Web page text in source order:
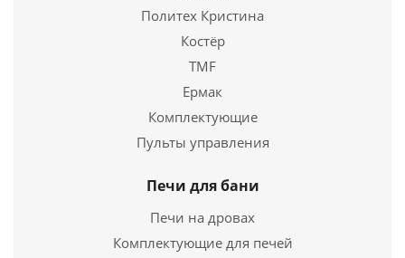
Отопительная печь газогенераторная Бренеран
АОТ-11 тип 01 до 200м3 со стеклом
28 550 руб.
Политех Кристина
Костёр
TMF
Ермак
Комплектующие
Пульты управления
Печи для бани
Печи на дровах
Комплектующие для печей